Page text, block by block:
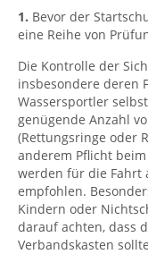
1. Bevor der
eine Reihe von
Die Kontrolle der
insbesondere deren
Wassersportler
genügende Anzahl
(Rettungsringe oder
anderem Pflicht
werden für die Fahrt
empfohlen.
Kindern oder
darauf achten, dass
Verbandskasten